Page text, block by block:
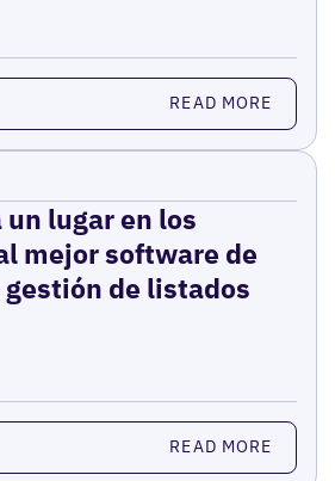
READ MORE
lugar en los
mejor software de
de listados
READ MORE